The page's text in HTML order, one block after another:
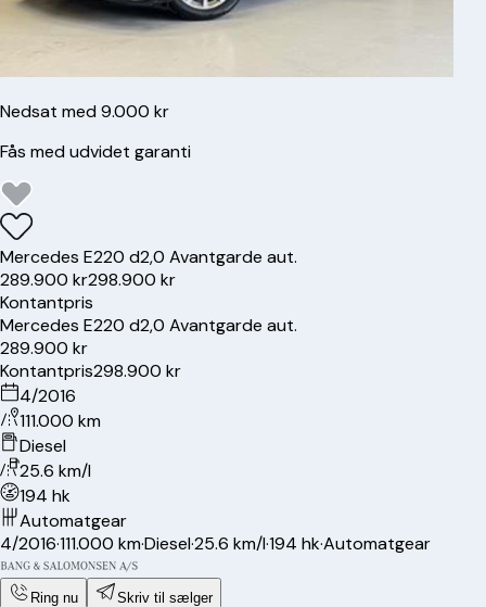
Nedsat med 9.000 kr
Fås med udvidet garanti
Mercedes E220 d2,0 Avantgarde aut.
289.900 kr298.900 kr
Kontantpris
Mercedes E220 d2,0 Avantgarde aut.
289.900 kr
Kontantpris298.900 kr
4/2016
111.000 km
Diesel
25.6 km/l
194 hk
Automatgear
4/2016·111.000 km·Diesel·25.6 km/l·194 hk·Automatgear
Ring nu Skriv til sælger